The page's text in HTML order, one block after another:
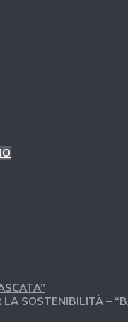
LA SOSTENIBILITÀ –